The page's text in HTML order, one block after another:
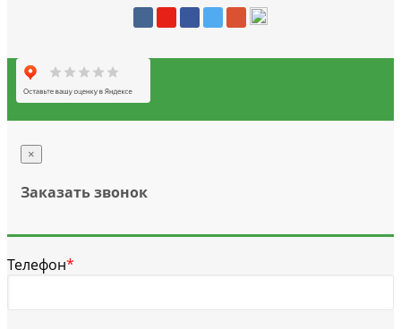
×
Заказать звонок
Телефон*